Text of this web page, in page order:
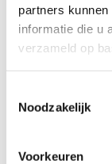
partners
informatie die u
verzameld op
Noodzakelijk
Voorkeuren
het
Heb je een